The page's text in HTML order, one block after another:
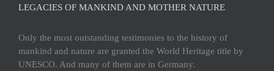
LEGACIES OF MANKIND AND MOTHER NATURE
Only the most outstanding testimonies to the history of
mankind and nature are granted the World Heritage title by
UNESCO. And many of them are in Germany.